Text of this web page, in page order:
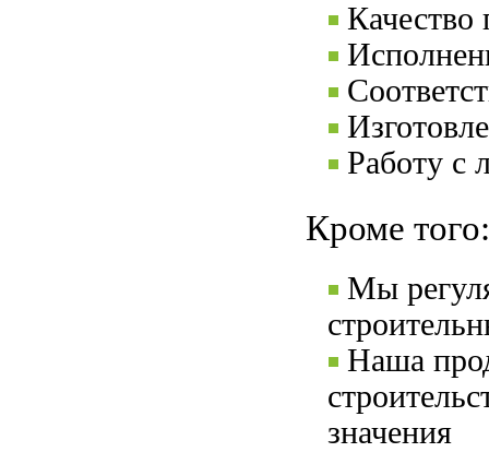
Качество
Работу с
Кроме того:
Мы
Наша
значения